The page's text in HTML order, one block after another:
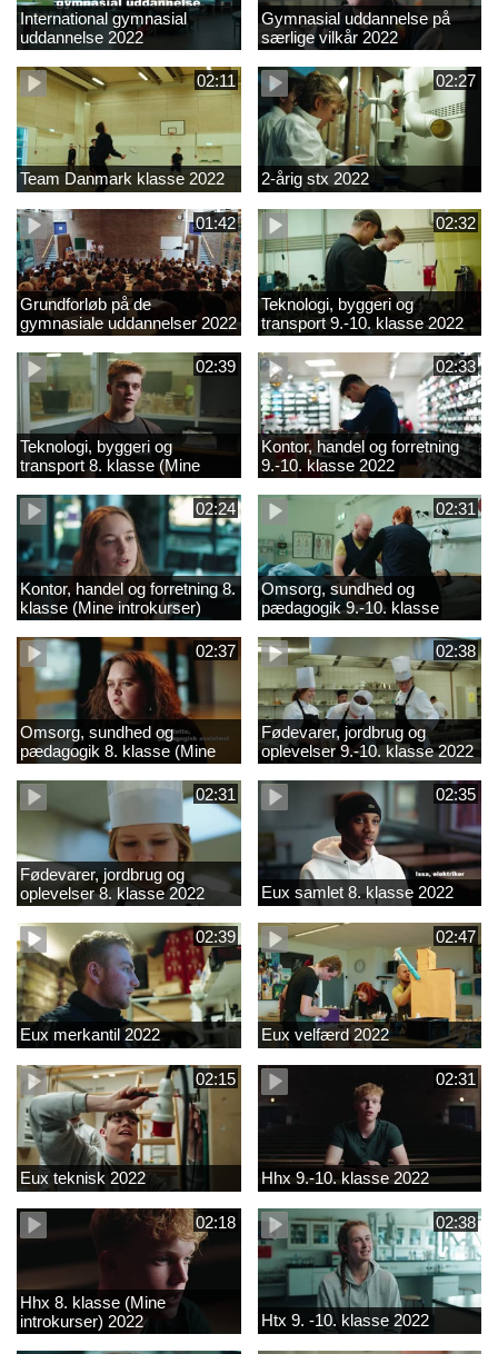
International gymnasial
uddannelse 2022
Gymnasial uddannelse på
særlige vilkår 2022
02:11
Team Danmark klasse 2022
02:27
2-årig stx 2022
01:42
Grundforløb på de
gymnasiale uddannelser 2022
02:32
Teknologi, byggeri og
transport 9.-10. klasse 2022
02:39
Teknologi, byggeri og
transport 8. klasse (Mine
introkurser) 2022
02:33
Kontor, handel og forretning
9.-10. klasse 2022
02:24
Kontor, handel og forretning 8.
klasse (Mine introkurser)
2022
02:31
Omsorg, sundhed og
pædagogik 9.-10. klasse
2022
02:37
Omsorg, sundhed og
pædagogik 8. klasse (Mine
introkurser) 2022
02:38
Fødevarer, jordbrug og
oplevelser 9.-10. klasse 2022
02:31
Fødevarer, jordbrug og
oplevelser 8. klasse 2022
02:35
Eux samlet 8. klasse 2022
02:39
Eux merkantil 2022
02:47
Eux velfærd 2022
02:15
Eux teknisk 2022
02:31
Hhx 9.-10. klasse 2022
02:18
Hhx 8. klasse (Mine
introkurser) 2022
02:38
Htx 9. -10. klasse 2022